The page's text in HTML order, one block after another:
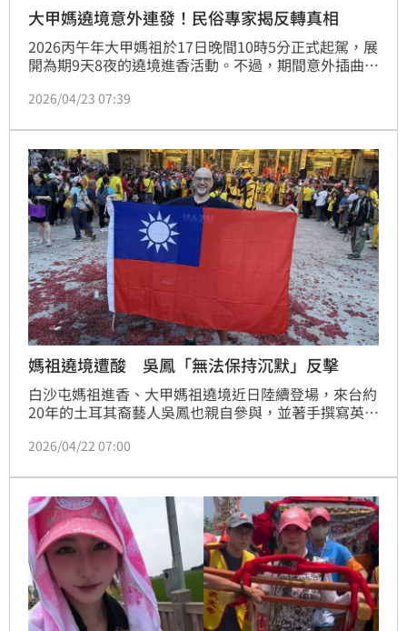
大甲媽遶境意外連發！民俗專家揭反轉真相
2026丙午年大甲媽祖於17日晚間10時5分正式起駕，展
開為期9天8夜的遶境進香活動。不過，期間意外插曲頻
法院副院長江啟臣親屬過世尚未「對年」有關。對此，
訛傳訛。
2026/04/23 07:39
媽祖遶境遭酸 吳鳳「無法保持沉默」反擊
白沙屯媽祖進香、大甲媽祖遶境近日陸續登場，來台約
20年的土耳其裔藝人吳鳳也親自參與，並著手撰寫英文
他在過程中卻發現不少網友冷嘲熱諷，忍不住感慨：
灣來說是多麼珍貴的資產嗎？」
2026/04/22 07:00